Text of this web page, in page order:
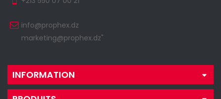
info@prophex.dz
marketing@prophex.dz"
INFORMATION